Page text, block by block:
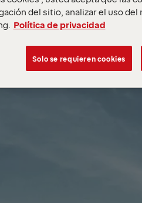
del sitio, analizar el uso del
Política de privacidad
Solo se requieren cookies